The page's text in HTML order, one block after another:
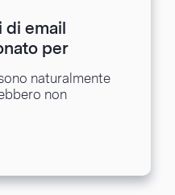
di email
per
naturalmente
non